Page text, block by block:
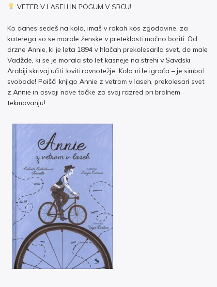
VETER V LASEH IN POGUM V SRCU!
Ko danes sedeš na kolo, imaš v rokah kos zgodovine, za
katerega so se morale ženske v preteklosti močno boriti. Od
drzne Annie, ki je leta 1894 v hlačah prekolesarila svet, do male
Vadžde, ki se je morala sto let kasneje na strehi v Savdski
Arabiji skrivaj učiti loviti ravnotežje. Kolo ni le igrača – je simbol
svobode! Poišči knjigo Annie z vetrom v laseh, prekolesari svet
z Annie in osvoji nove točke za svoj razred pri bralnem
tekmovanju!